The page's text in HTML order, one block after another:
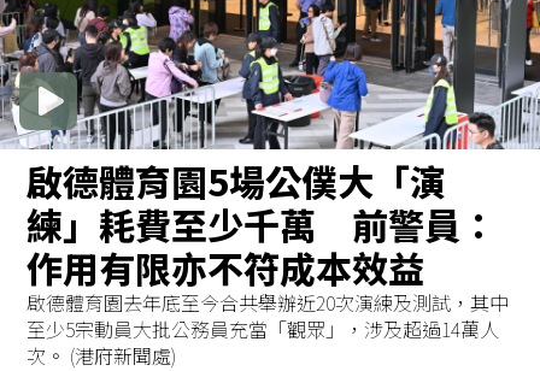
啟德體育園5場公僕大「演
練」耗費至少千萬 前警員：
作用有限亦不符成本效益
啟德體育園去年底至今合共舉辦近20次演練及測試，其中
至少5宗動員大批公務員充當「觀眾」，涉及超過14萬人
次。 (港府新聞處)